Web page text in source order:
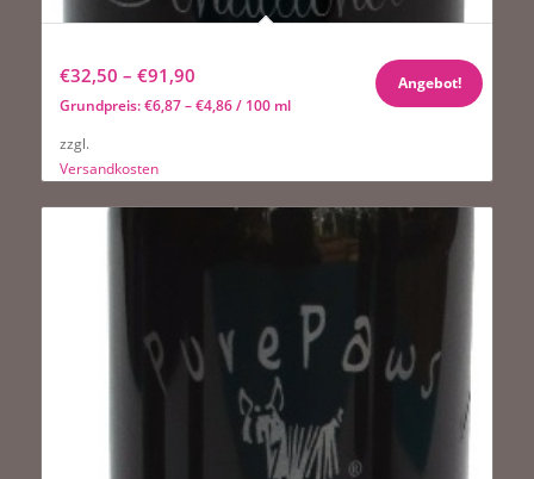
€32,50 – €91,90
Angebot!
Grundpreis:€6,87–€4,86/ 100 ml
zzgl.
Versandkosten